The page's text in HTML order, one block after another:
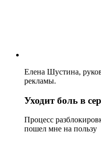
Елена Шустина,
рекламы.
Уходит боль в
Процесс
пошел мне на пользу